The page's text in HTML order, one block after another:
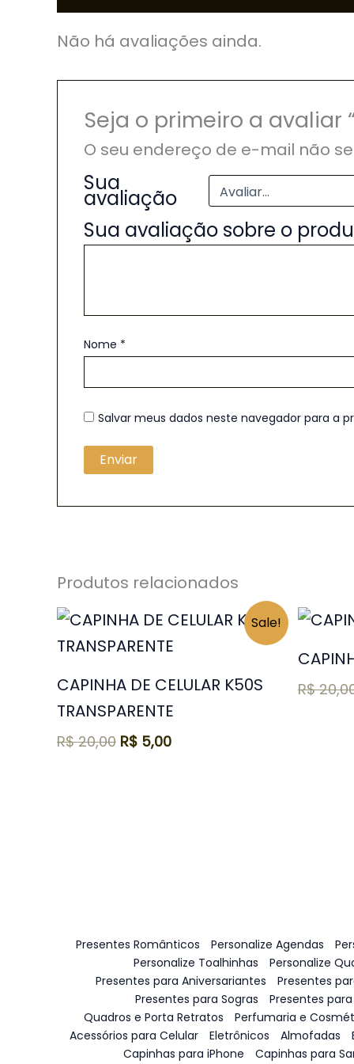
Não há avaliações ainda.
Seja o primeiro a avaliar
O seu endereço de e-mail não
Sua
avaliação
Sua avaliação sobre o
Nome *
Salvar meus dados neste navegador para a
Produtos relacionados
Sale!
CAPINHA DE CELULAR K50S
TRANSPARENTE
R$20,00
O
original
R$ 20,00.
R$ 5,00
O
atual
R$ 5,00.
R$
Presentes Românticos Personalize Agendas
Personalize Toalhinhas
Personalize
Presentes para Aniversariantes
Presentes
Presentes para Sogras
Presentes
Quadros e Porta Retratos
Perfumaria e
Acessórios para Celular
Eletrônicos Almofadas
Capinhas para iPhone
Capinhas para